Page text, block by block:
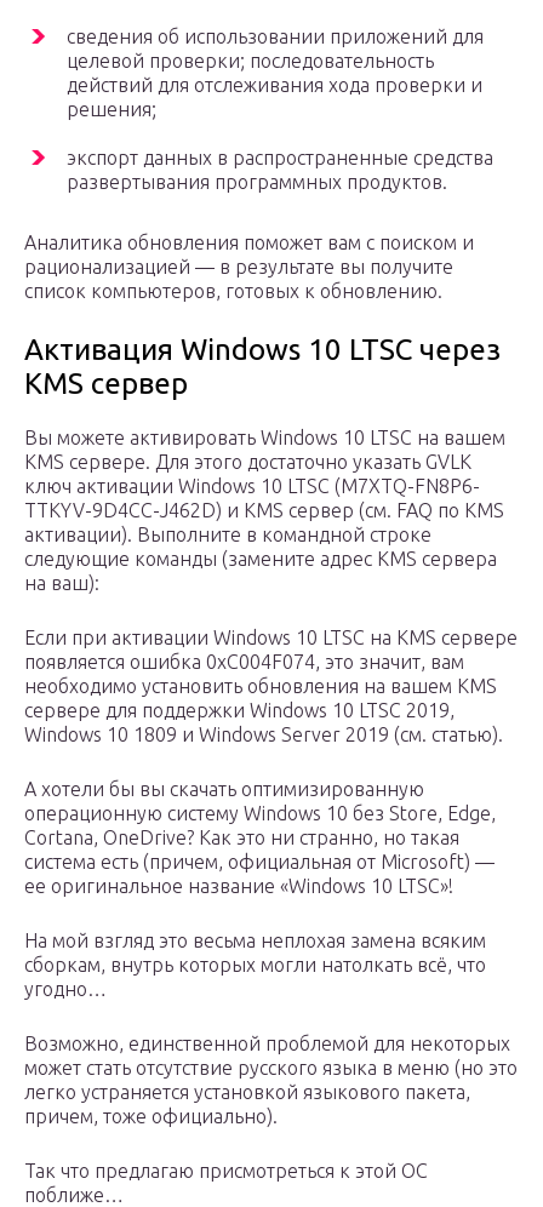
сведения об использовании приложений для
целевой проверки; последовательность
действий для отслеживания хода проверки и
решения;
экспорт данных в распространенные средства
развертывания программных продуктов.
Аналитика обновления поможет вам с поиском и
рационализацией — в результате вы получите
список компьютеров, готовых к обновлению.
Активация Windows 10 LTSC через
KMS сервер
Вы можете активировать Windows 10 LTSC на вашем
KMS сервере. Для этого достаточно указать GVLK
ключ активации Windows 10 LTSC (M7XTQ-FN8P6-
TTKYV-9D4CC-J462D) и KMS сервер (см. FAQ по KMS
активации). Выполните в командной строке
следующие команды (замените адрес KMS сервера
на ваш):
Если при активации Windows 10 LTSC на KMS сервере
появляется ошибка 0xC004F074, это значит, вам
необходимо установить обновления на вашем KMS
сервере для поддержки Windows 10 LTSC 2019,
Windows 10 1809 и Windows Server 2019 (см. статью).
А хотели бы вы скачать оптимизированную
операционную систему Windows 10 без Store, Edge,
Cortana, OneDrive? Как это ни странно, но такая
система есть (причем, официальная от Microsoft) —
ее оригинальное название «Windows 10 LTSC»!
На мой взгляд это весьма неплохая замена всяким
сборкам, внутрь которых могли натолкать всё, что
угодно…
Возможно, единственной проблемой для некоторых
может стать отсутствие русского языка в меню (но это
легко устраняется установкой языкового пакета,
причем, тоже официально).
Так что предлагаю присмотреться к этой ОС
поближе…